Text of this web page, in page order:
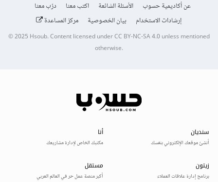
عن أكاديمية حسوب الأسئلة الشائعة اكتب معنا
درّب معنا
إرشادات الاستخدام
بيان الخصوصية مركز المساعدة
© 2025Hsoub.Content licensed underCC BY-NC-SA 4.0unless mentioned
otherwise.